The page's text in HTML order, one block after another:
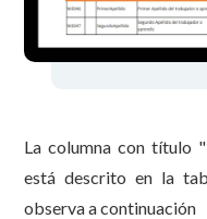
La columna con título
está descrito en la
observa a continuación